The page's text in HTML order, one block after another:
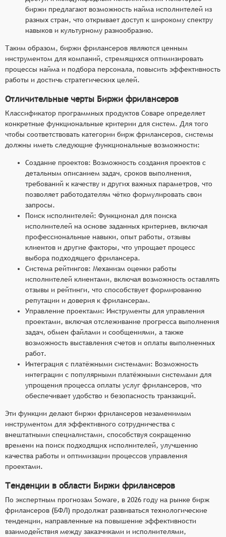
биржи предлагают возможность найма исполнителей из
разных стран, что открывает доступ к широкому спектру
навыков и культурному разнообразию.
Таким образом, биржи фрилансеров являются ценным
инструментом для компаний, стремящихся оптимизировать
процессы найма и подбора персонала, повысить эффективность
работы и достичь стратегических целей.
Отличительные черты Биржи фрилансеров
Классификатор программных продуктов Соваре определяет
конкретные функциональные критерии для систем. Для того
чтобы соответствовать категории бирж фрилансеров, системы
должны иметь следующие функциональные возможности:
Создание проектов: Возможность создания проектов с
детальным описанием задач, сроков выполнения,
требований к качеству и других важных параметров, что
позволяет работодателям чётко формулировать свои
запросы.
Поиск исполнителей: Функционал для поиска
исполнителей на основе заданных критериев, включая
профессиональные навыки, опыт работы, отзывы
клиентов и другие факторы, что упрощает процесс
выбора подходящего фрилансера.
Система рейтингов: Механизм оценки работы
исполнителей клиентами, включая возможность оставлять
отзывы и рейтинги, что способствует формированию
репутации и доверия к фрилансерам.
Управление проектами: Инструменты для управления
проектами, включая отслеживание прогресса выполнения
задач, обмен файлами и сообщениями, а также
возможность выставления счетов и оплаты выполненных
работ.
Интеграция с платёжными системами: Возможность
интеграции с популярными платёжными системами для
упрощения процесса оплаты услуг фрилансеров, что
обеспечивает удобство и безопасность транзакций.
Эти функции делают биржи фрилансеров незаменимым
инструментом для эффективного сотрудничества с
внештатными специалистами, способствуя сокращению
времени на поиск подходящих исполнителей, улучшению
качества работы и оптимизации процессов управления
проектами.
Тенденции в области Биржи фрилансеров
По экспертным прогнозам Soware, в 2026 году на рынке бирж
фрилансеров (БФЛ) продолжат развиваться технологические
тенденции, направленные на повышение эффективности
взаимодействия между заказчиками и исполнителями,